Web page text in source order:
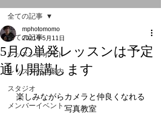
全ての記事
レッスンレポート
レッスンのご案内
スタジオ
メンバーイベント
全ての記事
5月の単発レッスンは予定
通り開講します
mphotomomo
2021年5月11日
楽しみながらカメラと仲良くなれる
写真教室